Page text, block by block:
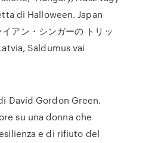
di Halloween. Japan
アン・シンガーの トリッ
Saldumus vai
David Gordon Green.
su una donna che
e di rifiuto del